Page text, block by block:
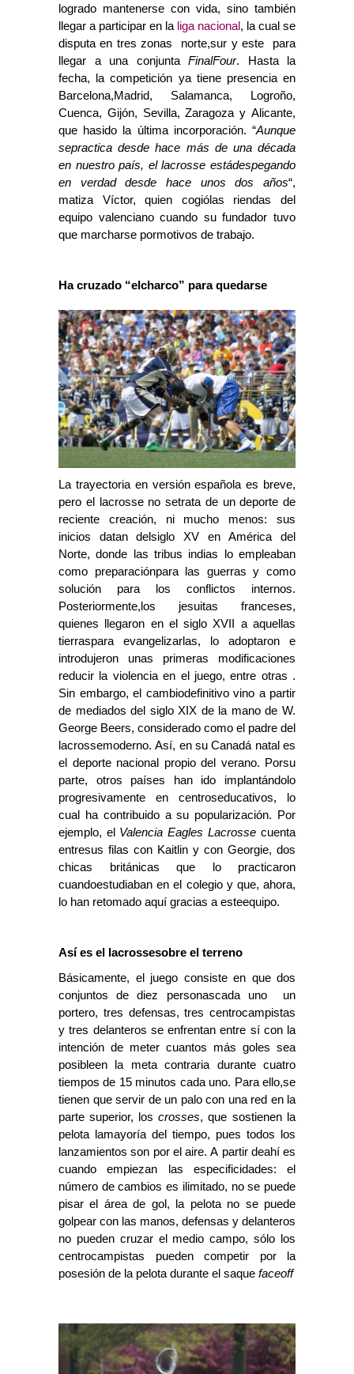
logrado mantenerse con vida, sino también
llegar a participar en la liga nacional , la cual se
disputa en tres zonas  norte,sur y este  para
llegar a una conjunta FinalFour. Hasta la
fecha, la competición ya tiene presencia en
Barcelona,Madrid, Salamanca, Logroño,
Cuenca, Gijón, Sevilla, Zaragoza y Alicante,
que hasido la última incorporación. “Aunque
sepractica desde hace más de una década
en nuestro país, el lacrosse estádespegando
en verdad desde hace unos dos años“,
matiza Víctor, quien cogiólas riendas del
equipo valenciano cuando su fundador tuvo
que marcharse pormotivos de trabajo.
Ha cruzado “elcharco” para quedarse
La trayectoria en versión española es breve,
pero el lacrosse no setrata de un deporte de
reciente creación, ni mucho menos: sus
inicios datan delsiglo XV en América del
Norte, donde las tribus indias lo empleaban
como preparaciónpara las guerras y como
solución para los conflictos internos.
Posteriormente,los jesuitas franceses,
quienes llegaron en el siglo XVII a aquellas
tierraspara evangelizarlas, lo adoptaron e
introdujeron unas primeras modificaciones
reducir la violencia en el juego, entre otras .
Sin embargo, el cambiodefinitivo vino a partir
de mediados del siglo XIX de la mano de W.
George Beers, considerado como el padre del
lacrossemoderno. Así, en su Canadá natal es
el deporte nacional propio del verano. Porsu
parte, otros países han ido implantándolo
progresivamente en centroseducativos, lo
cual ha contribuido a su popularización. Por
ejemplo, el Valencia Eagles Lacrosse cuenta
entresus filas con Kaitlin y con Georgie, dos
chicas británicas que lo practicaron
cuandoestudiaban en el colegio y que, ahora,
lo han retomado aquí gracias a esteequipo.
Así es el lacrossesobre el terreno
Básicamente, el juego consiste en que dos
conjuntos de diez personascada uno  un
portero, tres defensas, tres centrocampistas
y tres delanteros se enfrentan entre sí con la
intención de meter cuantos más goles sea
posibleen la meta contraria durante cuatro
tiempos de 15 minutos cada uno. Para ello,se
tienen que servir de un palo con una red en la
parte superior, los crosses, que sostienen la
pelota lamayoría del tiempo, pues todos los
lanzamientos son por el aire. A partir deahí es
cuando empiezan las especificidades: el
número de cambios es ilimitado, no se puede
pisar el área de gol, la pelota no se puede
golpear con las manos, defensas y delanteros
no pueden cruzar el medio campo, sólo los
centrocampistas pueden competir por la
posesión de la pelota durante el saque faceoff